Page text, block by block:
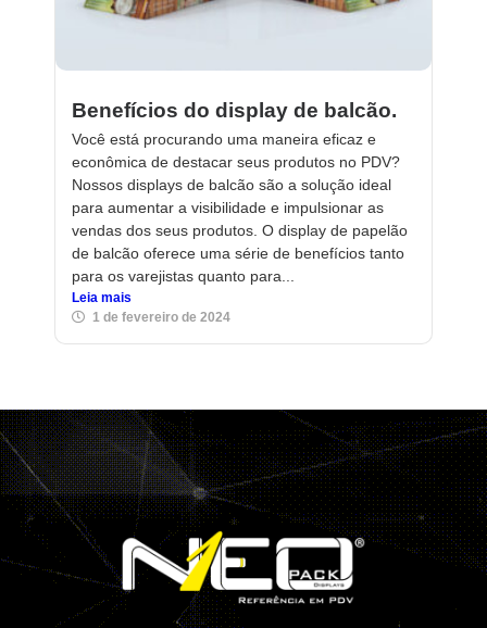
Benefícios do display de balcão.
Você está procurando uma maneira eficaz e
econômica de destacar seus produtos no PDV?
Nossos displays de balcão são a solução ideal
para aumentar a visibilidade e impulsionar as
vendas dos seus produtos. O display de papelão
de balcão oferece uma série de benefícios tanto
para os varejistas quanto para...
Leia mais
1 de fevereiro de 2024